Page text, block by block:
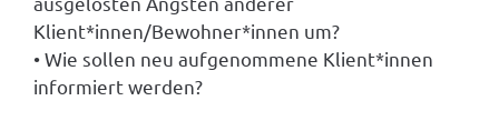
Klient*innen/Bewohner*innen um?
• Wie sollen neu aufgenommene Klient*innen
informiert werden?